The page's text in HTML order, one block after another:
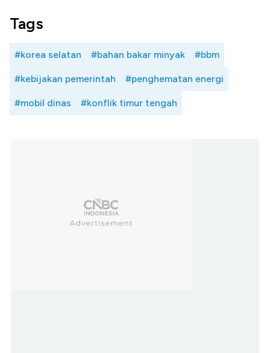
Tags
#korea selatan #bahan bakar minyak #bbm
#kebijakan pemerintah #penghematan energi
#mobil dinas #konflik timur tengah